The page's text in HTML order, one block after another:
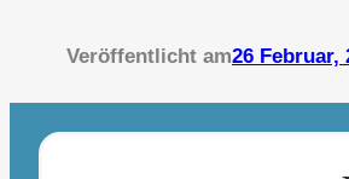
Veröffentlicht am26 Februar,